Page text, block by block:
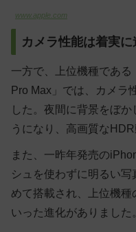
www.apple.com
カメラ性能は着実
一方で、上位機種であ
Pro Max」では、カメラ
した。夜間に背景をぼ
うになり、高画質な
また、一昨年発売の
シュを使わずに明るい
めて搭載され、上位機種
いった進化がありました